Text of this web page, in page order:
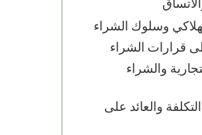
وسلوك الشراء
قرارات الشراء
والشراء
والعائد على